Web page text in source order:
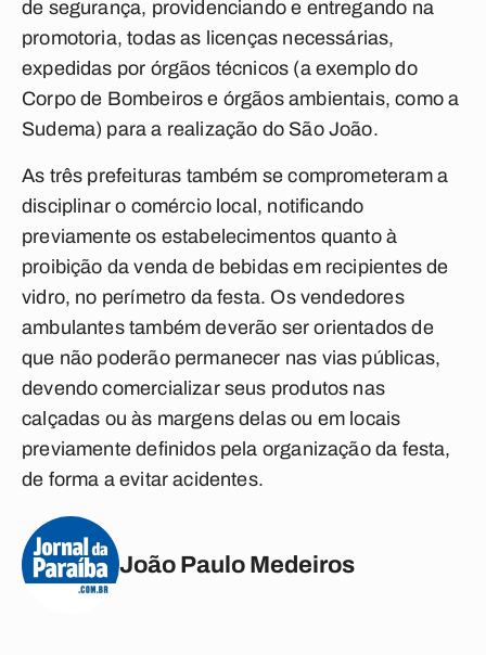
de segurança, providenciando e entregando na
promotoria, todas as licenças necessárias,
expedidas por órgãos técnicos (a exemplo do
Corpo de Bombeiros e órgãos ambientais, como a
Sudema) para a realização do São João.
As três prefeituras também se comprometeram a
disciplinar o comércio local, notificando
previamente os estabelecimentos quanto à
proibição da venda de bebidas em recipientes de
vidro, no perímetro da festa. Os vendedores
ambulantes também deverão ser orientados de
que não poderão permanecer nas vias públicas,
devendo comercializar seus produtos nas
calçadas ou às margens delas ou em locais
previamente definidos pela organização da festa,
de forma a evitar acidentes.
João Paulo Medeiros